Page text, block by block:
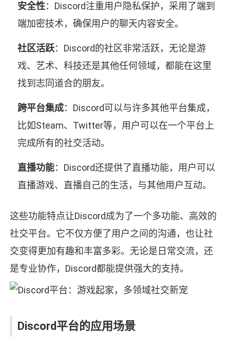
安全性：Discord注重用户隐私保护，采用了端到
端加密技术，确保用户的聊天内容安全。
社区活跃：Discord的社区非常活跃，无论是游
戏、艺术、科技还是其他任何领域，都能在这里
找到志同道合的朋友。
跨平台集成：Discord可以与许多其他平台集成，
比如Steam、Twitter等，用户可以在一个平台上
完成所有的社交活动。
直播功能：Discord还提供了直播功能，用户可以
直播游戏、直播自己的生活，与其他用户互动。
这些功能特点让Discord成为了一个多功能、高效的
社交平台。它不仅方便了用户之间的沟通，也让社
交变得更加有趣和丰富多彩。无论是日常交流，还
是专业协作，Discord都能提供强大的支持。
Discord平台的应用场景